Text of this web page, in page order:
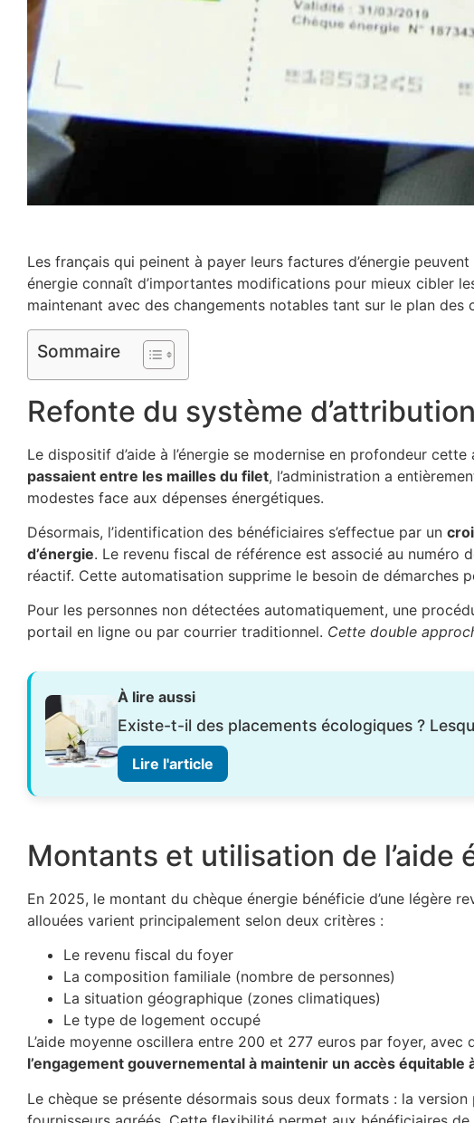
Les français qui peinent à payer leurs factures d’énergie
énergie connaît d’importantes modifications pour mieux cibler
maintenant avec des changements notables tant sur le plan des
Sommaire
Refonte du système
Le dispositif d’aide à l’énergie se modernise en profondeur
passaient entre les mailles du filet, l’administration a
modestes face aux dépenses énergétiques.
Désormais, l’identification des bénéficiaires s’effectue par un
d’énergie. Le revenu fiscal de référence est associé au
réactif. Cette automatisation supprime le besoin de démarches
Pour les personnes non détectées automatiquement, une
portail en ligne ou par courrier traditionnel. Cette double
À lire aussi
Existe-t-il des placements écologiques ?
Lire l'article
Montants et utilisation de l’aide
En 2025, le montant du chèque énergie bénéficie d’une légère
allouées varient principalement selon deux critères :
Le revenu fiscal du foyer
La composition familiale (nombre de personnes)
La situation géographique (zones climatiques)
Le type de logement occupé
L’aide moyenne oscillera entre 200 et 277 euros par foyer,
l’engagement gouvernemental à maintenir un accès équitable
Le chèque se présente désormais sous deux formats : la